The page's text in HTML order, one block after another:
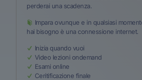
perderai una scadenza.
Impara ovunque e in qualsiasi
hai bisogno è una connessione internet.
Inizia quando vuoi
Video lezioni ondemand
Esami online
Ceritificazione finale